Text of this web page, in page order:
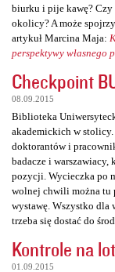
biurku i pije kawę? Czy
okolicy? A może
artykuł Marcina Maja:
perspektywy własnego
Checkpoint
08.09.2015
Biblioteka
akademickich w
doktorantów i
badacze i
pozycji. Wycieczka po
wolnej chwili można tu
wystawę. Wszystko dla
trzeba się dostać do
Kontrole na
01.09.2015